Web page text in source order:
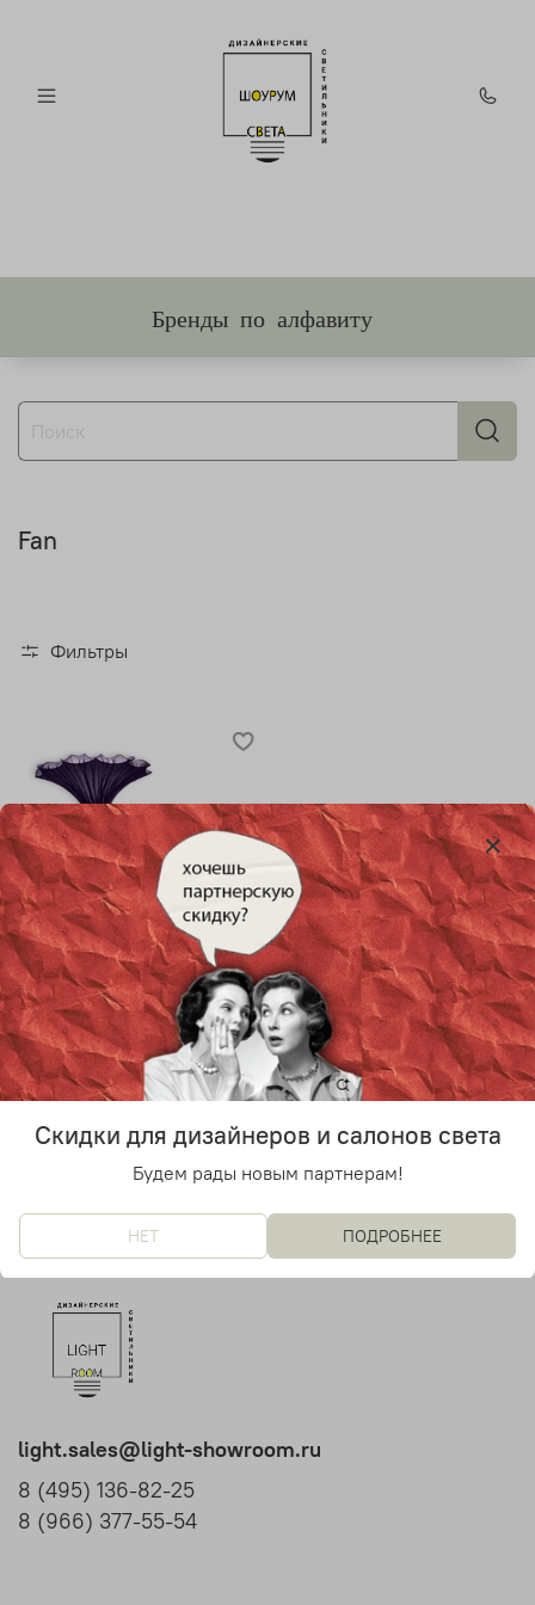
Бренды по алфавиту
Fan
Фильтры
Настенный дизайнерский
светильник Fan by Aqua
Creations Studio
23 840 руб
light.sales@light-showroom.ru
8 (495) 136-82-25
8 (966) 377-55-54
Скидки для дизайнеров и салонов света
Будем рады новым партнерам!
НЕТ ПОДРОБНЕЕ